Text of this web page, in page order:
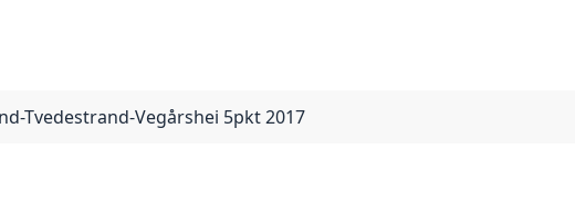
Tvedestrand-Vegårshei 5pkt 2017